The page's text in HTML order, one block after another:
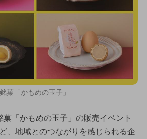
銘菓「かもめの玉子」
菓「かもめの玉子」の販売イベント
、地域とのつながりを感じられる企